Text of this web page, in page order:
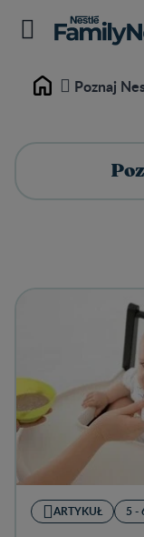
Home Poznaj
ARTYKUŁ 5 -